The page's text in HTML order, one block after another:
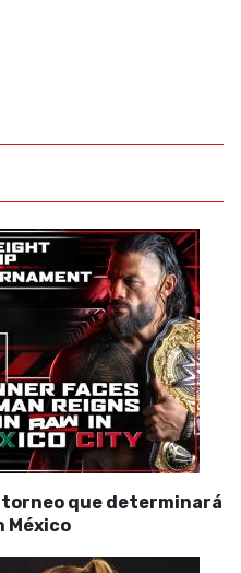
torneo que determinará
México